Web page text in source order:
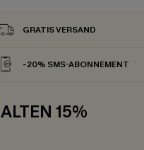
GRATIS VERSAND
-20% SMS-ABONNEMENT
15%